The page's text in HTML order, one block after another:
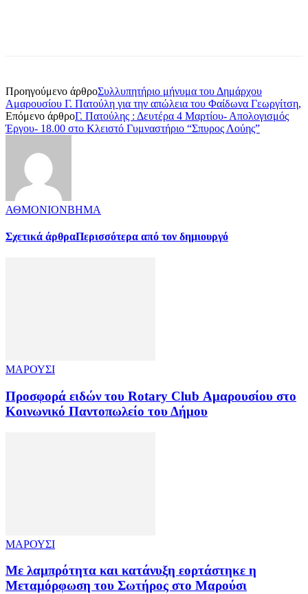
Προηγούμενο άρθροΣυλλυπητήριο μήνυμα του Δημάρχου
Αμαρουσίου Γ. Πατούλη για την απώλεια του Φαίδωνα Γεωργίτση,
Επόμενο άρθροΓ. Πατούλης : Δευτέρα 4 Μαρτίου- Απολογισμός
Έργου- 18.00 στο Κλειστό Γυμναστήριο “Σπυρος Λούης”
ΑΘΜΟΝΙΟΝΒΗΜΑ
Σχετικά άρθραΠερισσότερα από τον δημιουργό
ΜΑΡΟΥΣΙ
Προσφορά ειδών του Rotary Club Αμαρουσίου στο
Κοινωνικό Παντοπωλείο του Δήμου
ΜΑΡΟΥΣΙ
Με λαμπρότητα και κατάνυξη εορτάστηκε η
Μεταμόρφωση του Σωτήρος στο Μαρούσι